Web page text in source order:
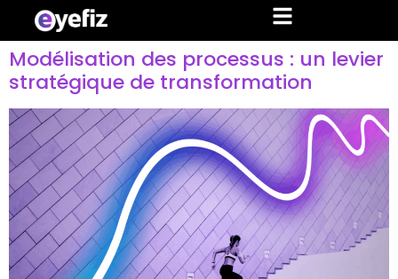
Modélisation des processus : un levier
stratégique de transformation